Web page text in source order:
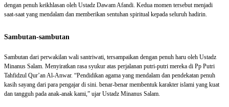
dengan penuh keikhlasan oleh Ustadz Dawam Afandi. Kedua momen tersebut menjadi
saat-saat yang mendalam dan memberikan sentuhan spiritual kepada seluruh hadirin.
Sambutan-sambutan
Sambutan dari perwakilan wali santriwati, tersampaikan dengan penuh haru oleh Ustadz
Minanus Salam. Menyiratkan rasa syukur atas perjalanan putri-putri mereka di Pp Putri
Tahfidzul Qur’an Al-Anwar. “Pendidikan agama yang mendalam dan pendekatan penuh
kasih sayang dari para pengajar di sini. benar-benar membentuk karakter islami yang kuat
dan tangguh pada anak-anak kami,” ujar Ustadz Minanus Salam.